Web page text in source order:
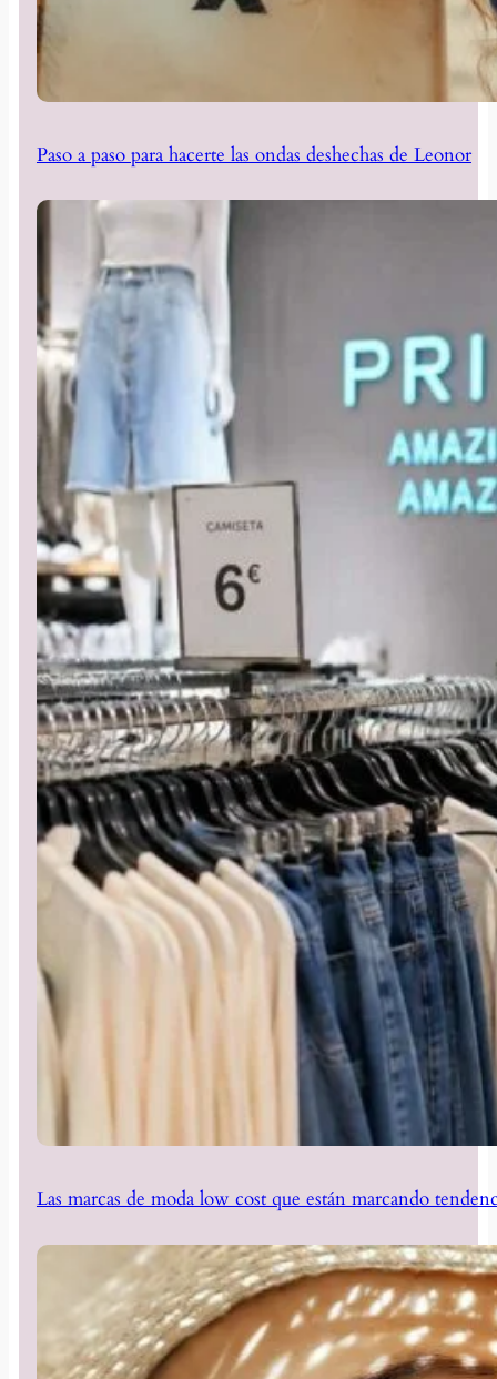
Paso a paso para hacerte las ondas deshechas de Leonor
Las marcas de moda low cost que están marcando